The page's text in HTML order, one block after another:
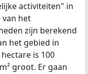
activiteiten" in
het
zijn berekend
het gebied in
is 100
groot. Er gaan